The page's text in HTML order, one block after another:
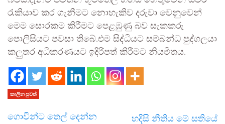
රැකියාව කර ගැනීමට නොහැකිව දරුවා වෙනුවෙන්
මෙම සොරකම කිරීමට පෙළඹුණු බව සැකකරු
පොලිසියට පවසා තිබේ.එම සිද්ධියට සම්බන්ධ පුද්ගලයා
කලුතර අධිකරණයට ඉදිරිපත් කිරීමට නියමිතය.
කාලීන පුවත්
ගොවීන්ට තෙල් දෙන්න
හදිසි නීතිය මේ සතියේ